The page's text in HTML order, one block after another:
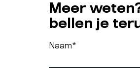
Meer
bellen je
Naam*